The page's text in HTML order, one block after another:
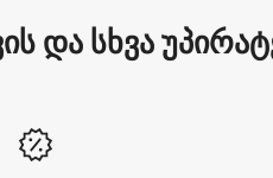
და სხვა